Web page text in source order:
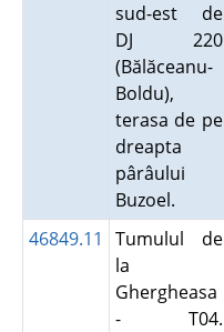
sud-est de
DJ 220
(Bălăceanu-
Boldu),
terasa de pe
dreapta
pârâului
Buzoel.
46849.11
Tumulul de
la
Ghergheasa
- T04.